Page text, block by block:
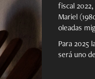
fiscal
Mariel
oleadas
Para 2025
será uno